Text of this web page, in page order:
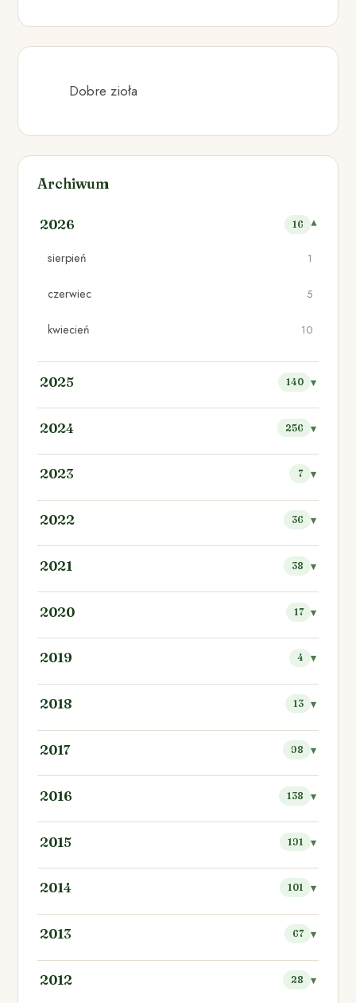
Dobre zioła
Archiwum
2026 16
sierpień 1
czerwiec 5
kwiecień 10
2025 140
2024 256
2023 7
2022 36
2021 38
2020 17
2019 4
2018 13
2017 98
2016 138
2015 191
2014 101
2013 67
2012 28